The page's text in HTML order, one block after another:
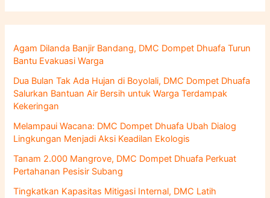
t
u
k
:
Agam Dilanda Banjir Bandang, DMC Dompet Dhuafa Turun
Bantu Evakuasi Warga
Dua Bulan Tak Ada Hujan di Boyolali, DMC Dompet Dhuafa
Salurkan Bantuan Air Bersih untuk Warga Terdampak
Kekeringan
Melampaui Wacana: DMC Dompet Dhuafa Ubah Dialog
Lingkungan Menjadi Aksi Keadilan Ekologis
Tanam 2.000 Mangrove, DMC Dompet Dhuafa Perkuat
Pertahanan Pesisir Subang
Tingkatkan Kapasitas Mitigasi Internal, DMC Latih